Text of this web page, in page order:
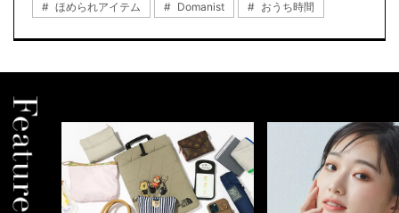
ほめられアイテム
Domanist おうち時間